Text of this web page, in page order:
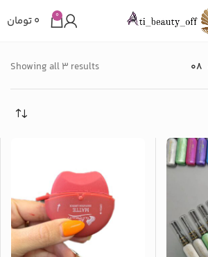
0 ۰تومان
08
Showing all 3 results